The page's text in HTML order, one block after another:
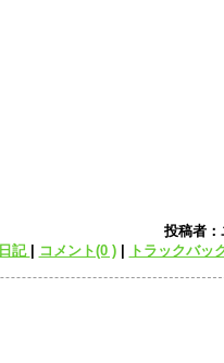
投稿者：
日記 コメント(0 )| トラックバッ